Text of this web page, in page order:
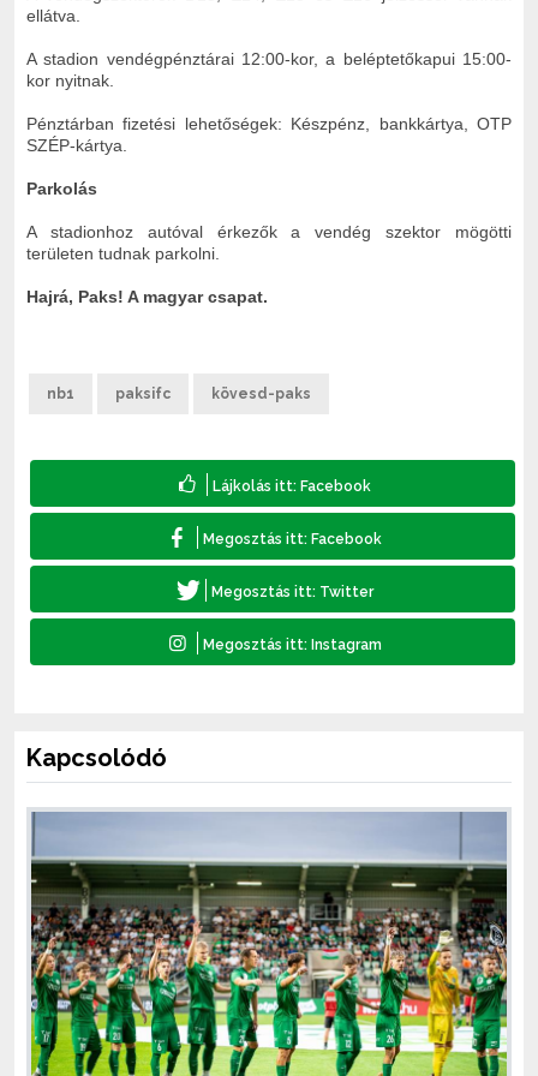
ellátva.
A stadion vendégpénztárai 12:00-kor, a beléptetőkapui 15:00-
kor nyitnak.
Pénztárban fizetési lehetőségek: Készpénz, bankkártya, OTP
SZÉP-kártya.
Parkolás
A stadionhoz autóval érkezők a vendég szektor mögötti
területen tudnak parkolni.
Hajrá, Paks! A magyar csapat.
nb1 paksifc kövesd-paks
Kapcsolódó